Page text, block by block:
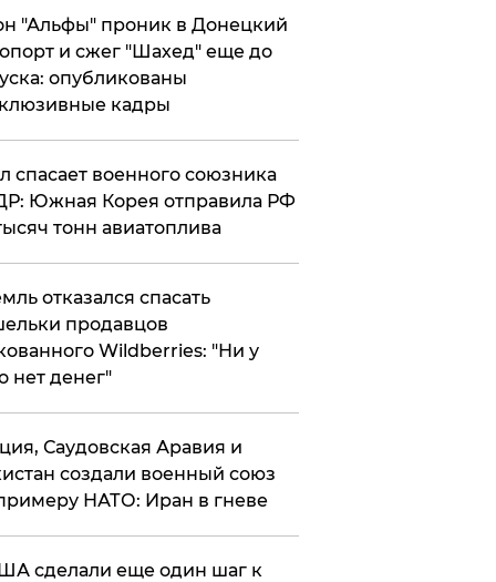
"Альфы" проник в Донецкий
и сжег "Шахед" еще до
опубликованы
кадры
спасает военного союзника
Южная Корея отправила РФ
тонн авиатоплива
отказался спасать
продавцов
Wildberries: "Ни у
нет денег"
Саудовская Аравия и
создали военный союз
НАТО: Иран в гневе
сделали еще один шаг к